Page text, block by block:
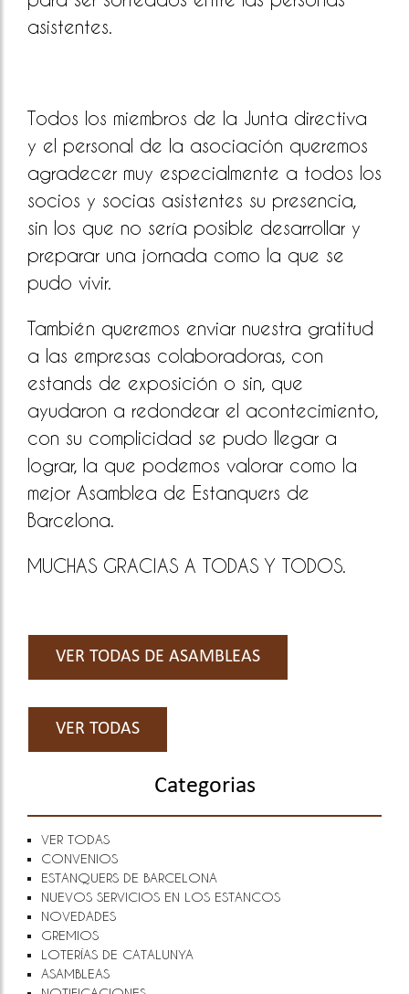
asistentes.
Todos los miembros de la Junta directiva
y el personal de la asociación queremos
agradecer muy especialmente a todos los
socios y socias asistentes su presencia,
sin los que no sería posible desarrollar y
preparar una jornada como la que se
pudo vivir.
También queremos enviar nuestra gratitud
a las empresas colaboradoras, con
estands de exposición o sin, que
ayudaron a redondear el acontecimiento,
con su complicidad se pudo llegar a
lograr, la que podemos valorar como la
mejor Asamblea de Estanquers de
Barcelona.
MUCHAS GRACIAS A TODAS Y TODOS.
VER TODAS DE ASAMBLEAS
VER TODAS
Categorias
VER TODAS
CONVENIOS
ESTANQUERS DE BARCELONA
NUEVOS SERVICIOS EN LOS ESTANCOS
NOVEDADES
GREMIOS
LOTERÍAS DE CATALUNYA
ASAMBLEAS